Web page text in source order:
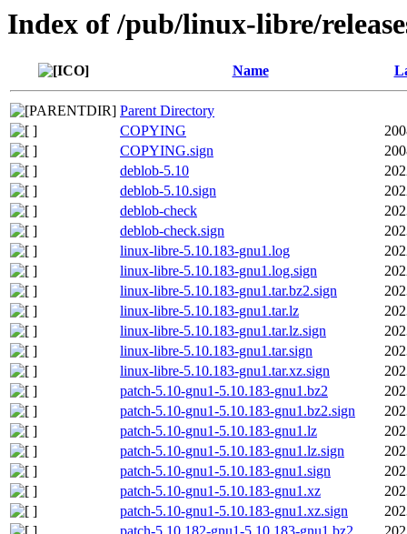
Index of /pub/linux-libre/
Name
Parent Directory
COPYING
COPYING.sign
deblob-5.10
deblob-5.10.sign
deblob-check
deblob-check.sign
linux-libre-5.10.183-gnu1.log
linux-libre-5.10.183-gnu1.log.sign
linux-libre-5.10.183-gnu1.tar.bz2.sign
linux-libre-5.10.183-gnu1.tar.lz
linux-libre-5.10.183-gnu1.tar.lz.sign
linux-libre-5.10.183-gnu1.tar.sign
linux-libre-5.10.183-gnu1.tar.xz.sign
patch-5.10-gnu1-5.10.183-gnu1.bz2
patch-5.10-gnu1-5.10.183-gnu1.bz2.sign
patch-5.10-gnu1-5.10.183-gnu1.lz
patch-5.10-gnu1-5.10.183-gnu1.lz.sign
patch-5.10-gnu1-5.10.183-gnu1.sign
patch-5.10-gnu1-5.10.183-gnu1.xz
patch-5.10-gnu1-5.10.183-gnu1.xz.sign